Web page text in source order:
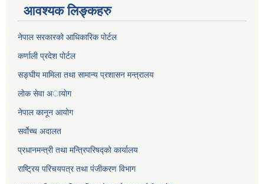
आवश्यक लिङ्कहरु
नेपाल सरकारको आधिकारिक पोर्टल
कर्णाली प्रदेश पोर्टल
सङ्घीय मामिला तथा सामान्य प्रशासन मन्त्रालय
लाेक सेवा अायाेग
नेपाल कानून आयोग
सर्वाेच्च अदालत
प्रधानमन्त्री तथा मन्त्रिपरिषद्को कार्यालय
राष्ट्रिय परिचयपत्र तथा पंजीकरण विभाग